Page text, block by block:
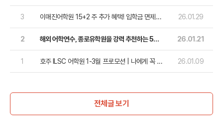
3
이매진어학원 15+2 주 추가 혜택! 입학금 면제까
26.01.29
2
해외 어학연수, 종로유학원을 강력 추천하는 5가
26.01.21
1
호주 ILSC 어학원 1-3월 프로모션 | 나에게 꼭 맞
26.01.09
전체글 보기